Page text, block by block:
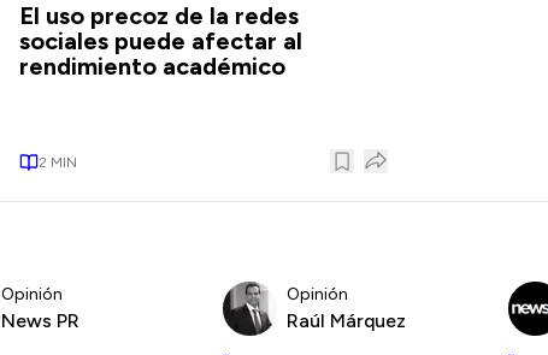
El uso precoz de la redes
sociales puede afectar al
rendimiento académico
2 MIN
Opinión
News PR
Opinión
Raúl Márquez